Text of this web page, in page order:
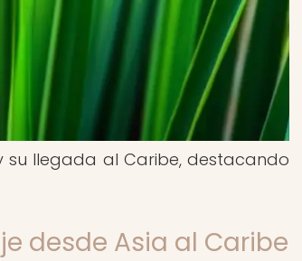
su llegada al Caribe, destacando
desde Asia al Caribe